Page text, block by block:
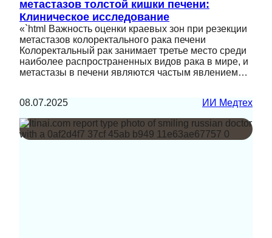
метастазов толстой кишки печени:
Клиническое исследование
«`html Важность оценки краевых зон при резекции
метастазов колоректального рака печени
Колоректальный рак занимает третье место среди
наиболее распространенных видов рака в мире, и
метастазы в печени являются частым явлением…
08.07.2025 ИИ Медтех